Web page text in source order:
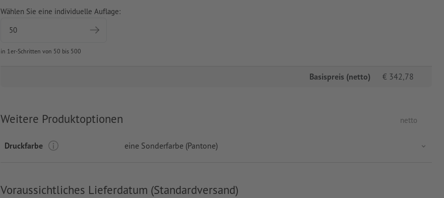
Wählen Sie eine individuelle Auflage:
in 1er-Schritten von 50 bis 500
Basispreis (netto) € 342,78
Weitere Produktoptionen netto
Druckfarbe eine Sonderfarbe (Pantone)
Voraussichtliches Lieferdatum (Standardversand)